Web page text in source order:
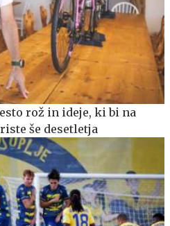
rož in ideje, ki bi na
še desetletja